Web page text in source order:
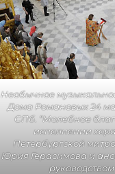
Необычное
Дома Романовых 24
СПб. “Молебное
исполнении
Петербургской
Юрия Герасимова и